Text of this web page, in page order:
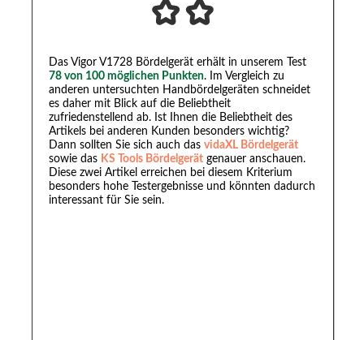
Das Vigor V1728 Bördelgerät erhält in unserem Test
78 von 100 möglichen Punkten. Im Vergleich zu
anderen untersuchten Handbördelgeräten schneidet
es daher mit Blick auf die Beliebtheit
zufriedenstellend ab. Ist Ihnen die Beliebtheit des
Artikels bei anderen Kunden besonders wichtig?
Dann sollten Sie sich auch das vidaXL Bördelgerät
sowie das KS Tools Bördelgerätgenauer anschauen.
Diese zwei Artikel erreichen bei diesem Kriterium
besonders hohe Testergebnisse und könnten dadurch
interessant für Sie sein.